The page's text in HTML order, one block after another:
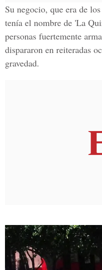
Su negocio, que era de
tenía el nombre de 'La
personas fuertemente
dispararon en reiteradas
gravedad.